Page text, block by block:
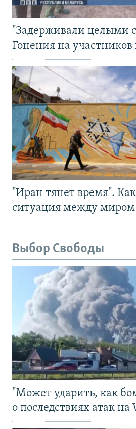
"Задерживали целыми
Гонения на
"Иран тянет время". Как
ситуация между миром
Выбор Свободы
"Может ударить, как
о последствиях атак